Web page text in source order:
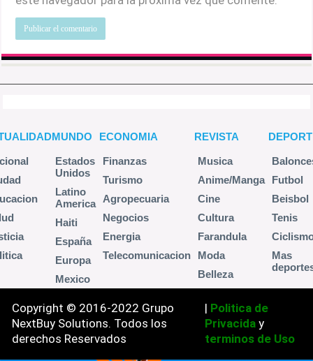
MUNDO
Estados
Unidos
Latino
America
Haiti
España
Europa
Mexico
ECONOMIA
Finanzas
Turismo
Agropecuaria
Negocios
Energia
Telecomunicacion
REVISTA
Musica
Anime/Manga
Cine
Cultura
Farandula
Moda
Belleza
Futbol
Beisbol
Tenis
Mas
Copyright © 2016-2022 Grupo
NextBuy Solutions. Todos los
derechos Reservados
| Politica de
Privacida y
terminos de Uso